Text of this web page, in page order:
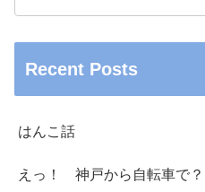
Recent Posts
はんこ話
えっ！ 神戸から自転車で？